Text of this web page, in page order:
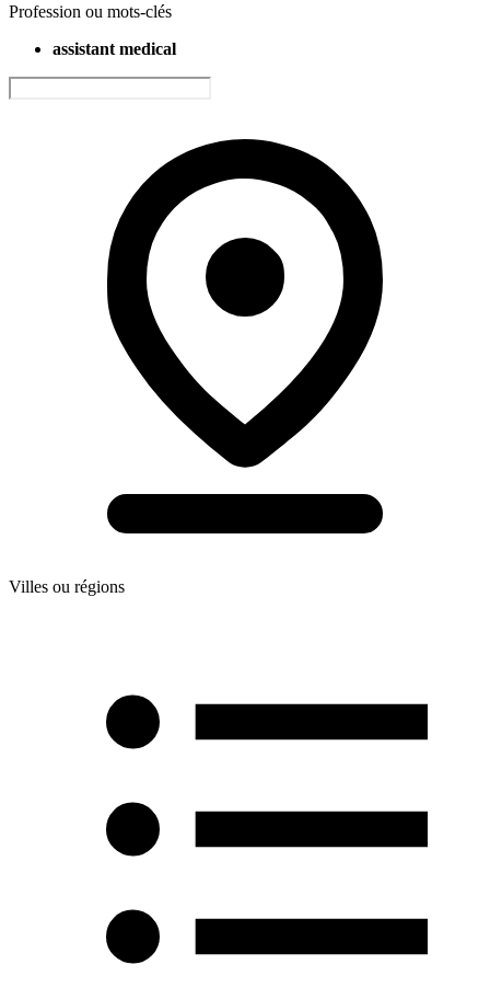
Profession ou mots-clés
assistant medical
Villes ou régions